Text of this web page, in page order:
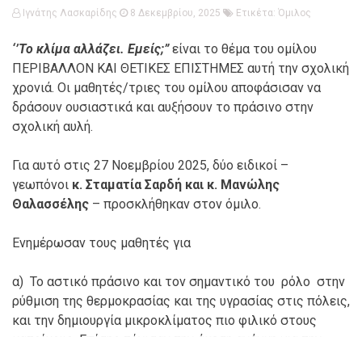
Ιγνάτης Λασκαρίδης 8 Δεκεμβρίου, 2025 Ετικέτα: Όμιλος
‘’Το κλίμα αλλάζει. Εμείς;”είναι το θέμα του ομίλου
ΠΕΡΙΒΑΛΛΟΝ ΚΑΙ ΘΕΤΙΚΕΣ ΕΠΙΣΤΗΜΕΣ αυτή την σχολική
χρονιά. Οι μαθητές/τριες του ομίλου αποφάσισαν να
δράσουν ουσιαστικά και αυξήσουν το πράσινο στην
σχολική αυλή.
Για αυτό στις 27 Νοεμβρίου 2025, δύο ειδικοί –
γεωπόνοι κ. Σταματία Σαρδή και κ. Μανώλης
Θαλασσέλης – προσκλήθηκαν στον όμιλο.
Ενημέρωσαν τους μαθητές για
α) Το αστικό πράσινο και τον σημαντικό του ρόλο στην
ρύθμιση της θερμοκρασίας και της υγρασίας στις πόλεις,
και την δημιουργία μικροκλίματος πιο φιλικό στους